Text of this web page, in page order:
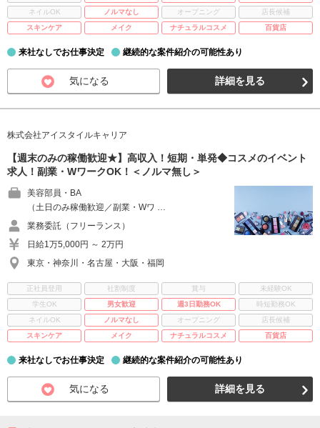
ネイルOK
ノルマなし オープニング
店長候補
スキンケア
メイク ナチュラルコスメ 百貨店
来社なしでお仕事決定 継続的な案件紹介の可能性あり
気になる 詳細を見る
株式会社アイスタイルキャリア
【週末のみの稼働歓迎★】高収入！短期・単発◆コスメのイベント
求人！副業・WワークOK！＜ノルマ無し＞
美容部員・BA
（土日のみ稼働歓迎／副業・Wワ …
業務委託（フリーランス）
日給1万5,000円 ～ 2万円
東京・神奈川・名古屋・大阪・福岡
正社員登用 社割制度 賞与
未経験OK
学生OK
男女歓迎 週3日勤務OK
時短勤務OK
ネイルOK
ノルマなし オープニング
店長候補
スキンケア
メイク ナチュラルコスメ 百貨店
来社なしでお仕事決定 継続的な案件紹介の可能性あり
気になる 詳細を見る